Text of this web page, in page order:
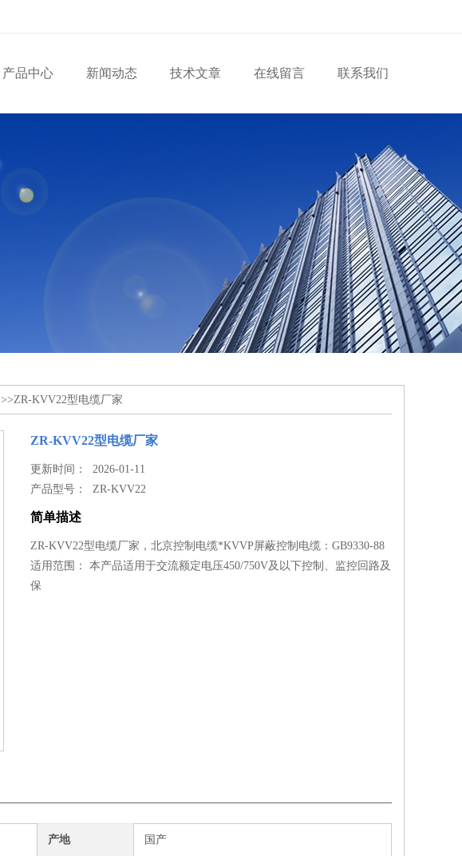
产品中心 新闻动态 技术文章 在线留言 联系我们
>>ZR-KVV22型电缆厂家
ZR-KVV22型电缆厂家
更新时间： 2026-01-11
产品型号：ZR-KVV22
简单描述
ZR-KVV22型电缆厂家，北京控制电缆*KVVP屏蔽控制电缆：GB9330-88
适用范围： 本产品适用于交流额定电压450/750V及以下控制、监控回路及
保
产地 国产